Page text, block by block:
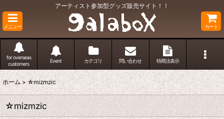
アーティスト参加型グッズ販売サイト！！
メニュー カート
for overseas
customers
Event カテゴリ 問い合わせ 特商法表示
ホーム > ☆mizmzic
☆mizmzic